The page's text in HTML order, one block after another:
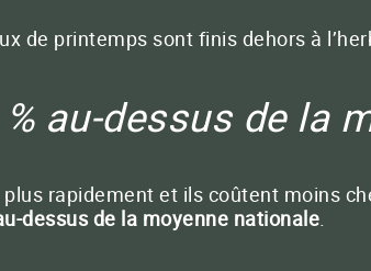
de printemps sont finis dehors à
au-dessus de la
rapidement et ils coûtent moins
dessus de la moyenne nationale.